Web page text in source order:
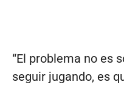
“El problema no es
seguir jugando, es